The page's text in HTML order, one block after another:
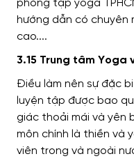
3.15 Trung tâm Yoga
Điều làm nên sự đặc
luyện tập được bao
giác thoải mái và yên
môn chính là thiền và
viên trong và ngoài